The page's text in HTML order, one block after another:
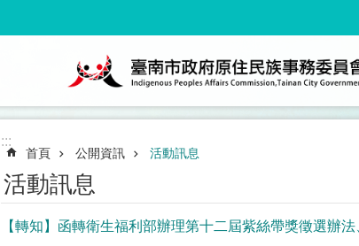
:::
首頁 公開資訊 活動訊息
活動訊息
【轉知】函轉衛生福利部辦理第十二屆紫絲帶獎徵選辦